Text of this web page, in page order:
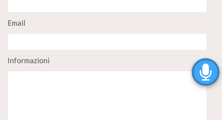
Email
Informazioni